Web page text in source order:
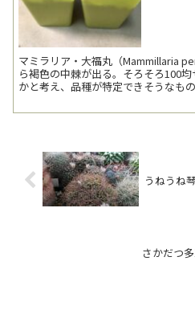
マミラリア・大福丸（Mammillaria
ら褐色の中棘が出る。そろそろ100
かと考え、品種が特定できそうなも
うねうね
さかだつ